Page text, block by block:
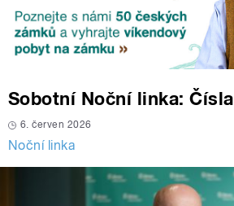
Sobotní Noční linka: Čísla
6. červen 2026
Noční linka